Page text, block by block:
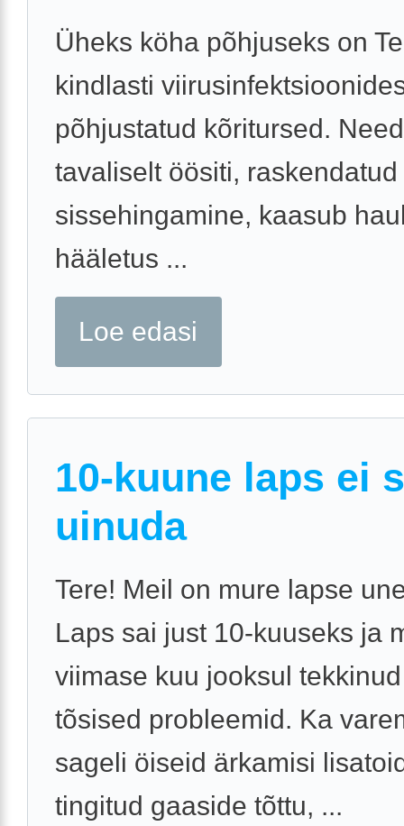
Üheks köha põhjuseks on
kindlasti
põhjustatud kõritursed.
tavaliselt öösiti, raskendatud
sissehingamine, kaasub
hääletus ...
Loe edasi
10-kuune laps ei
uinuda
Tere! Meil on mure lapse
Laps sai just 10-kuuseks ja
viimase kuu jooksul
tõsised probleemid. Ka
sageli öiseid ärkamisi
tingitud gaaside tõttu, ...